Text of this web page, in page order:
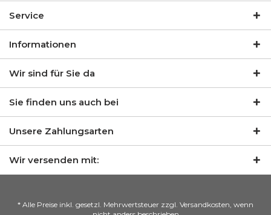
Service
Informationen
Wir sind für Sie da
Sie finden uns auch bei
Unsere Zahlungsarten
Wir versenden mit:
* Alle Preise inkl. gesetzl. Mehrwertsteuer zzgl. Versandkosten, wenn